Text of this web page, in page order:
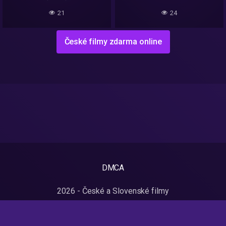
21 24
České filmy zdarma online
DMCA
2026 - České a Slovenské filmy